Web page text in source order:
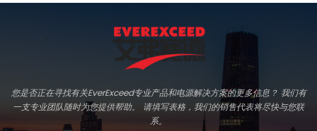
您是否正在寻找有关EverExceed专业产品和电源解决方案的更多信息？ 我们有
一支专业团队随时为您提供帮助。 请填写表格，我们的销售代表将尽快与您联
系。